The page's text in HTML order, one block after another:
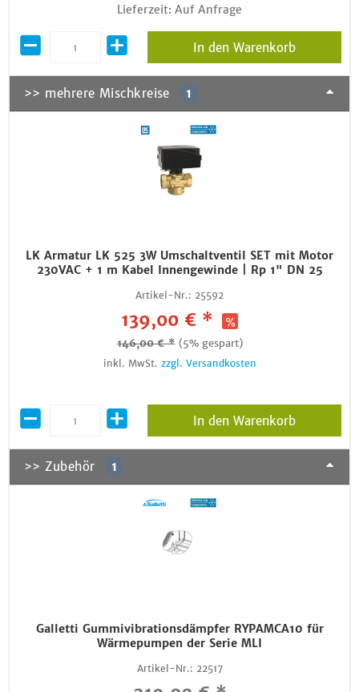
Lieferzeit: Auf Anfrage
In den Warenkorb
>> mehrere Mischkreise 1
LK Armatur LK 525 3W Umschaltventil SET mit Motor
230VAC + 1 m Kabel Innengewinde | Rp 1" DN 25
Artikel-Nr.: 25592
139,00 € *
146,00 € * (5% gespart)
inkl. MwSt. zzgl. Versandkosten
In den Warenkorb
>> Zubehör 1
Galletti Gummivibrationsdämpfer RYPAMCA10 für
Wärmepumpen der Serie MLI
Artikel-Nr.: 22517